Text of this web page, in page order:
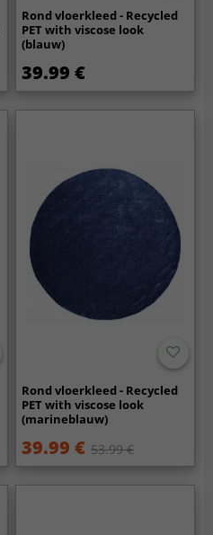
Rond vloerkleed - Recycled
PET with viscose look
(blauw)
39.99 €
Rond vloerkleed - Recycled
PET with viscose look
(marineblauw)
39.99 € 53.99 €